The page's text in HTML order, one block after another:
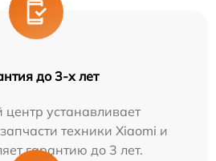
до 3-х лет
устанавливает
техники Xiaomi и
гарантию до 3 лет.